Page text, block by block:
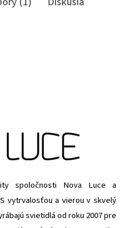
spoločnosti Nova Luce a
vytrvalosťou a vierou v skvelý
svietidlá od roku 2007 pre